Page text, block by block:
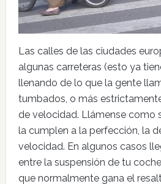
Las calles de las ciudades
algunas carreteras (esto ya
llenando de lo que la gente
tumbados, o más
de velocidad. Llámense como
la cumplen a la perfección, la
velocidad. En algunos casos
entre la suspensión de tu
que normalmente gana el